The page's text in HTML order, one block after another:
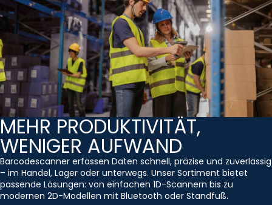
MEHR PRODUKTIVITÄT,
WENIGER AUFWAND
Barcodescanner erfassen Daten schnell, präzise und zuverlässig
– im Handel, Lager oder unterwegs. Unser Sortiment bietet
passende Lösungen: von einfachen 1D-Scannern bis zu
modernen 2D-Modellen mit Bluetooth oder Standfuß.